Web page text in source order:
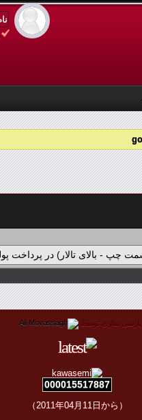
پارسی سازی توسط
000015517887
（2011年04月11日から）